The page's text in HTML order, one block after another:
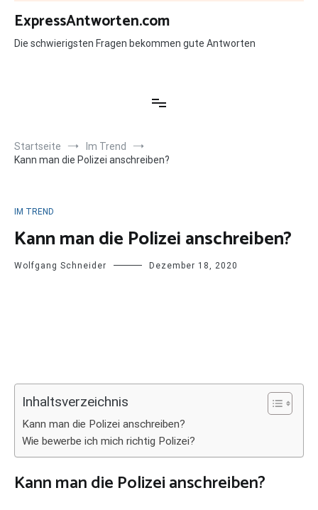
Zum
Inhalt
springen
ExpressAntworten.com
Die schwierigsten Fragen bekommen gute Antworten
Startseite
Im Trend
Kann man die Polizei anschreiben?
IM TREND
Kann man die Polizei anschreiben?
Wolfgang Schneider Dezember 18, 2020
Inhaltsverzeichnis
Kann man die Polizei anschreiben?
Wie bewerbe ich mich richtig Polizei?
Kann man die Polizei anschreiben?